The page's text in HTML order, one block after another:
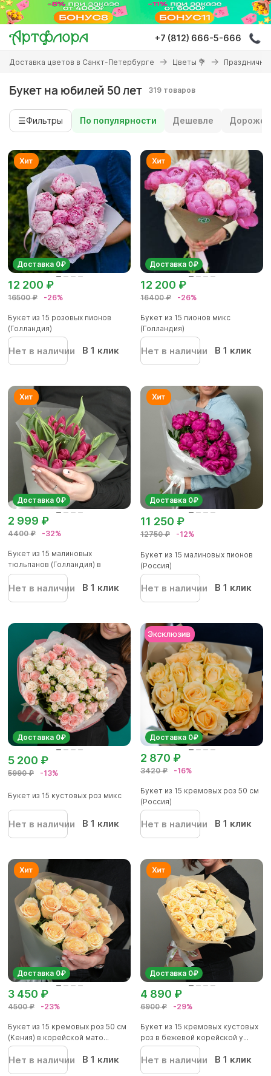
Перейти
основному
содержанию
+7 (812) 666-5-666
Вы
здесь
Доставка цветов в Санкт-Петербурге Цветы 💐
Букет на юбилей 50 лет 319 товаров
☰Фильтры По популярности Дешевле Дороже
Доставка 0₽
16500 ₽ -26%
12 200 ₽
Букет из 15 розовых пионов
(Голландия)
Нет в наличии В 1 клик
Доставка 0₽
16400 ₽ -26%
12 200 ₽
Букет из 15 пионов микс
(Голландия)
Нет в наличии В 1 клик
Доставка 0₽
4400 ₽ -32%
2 999 ₽
Букет из 15 малиновых
тюльпанов (Голландия) в
корейской...
Нет в наличии В 1 клик
Доставка 0₽
12750 ₽ -12%
11 250 ₽
Букет из 15 малиновых пионов
(Россия)
Нет в наличии В 1 клик
Доставка 0₽
5990 ₽ -13%
5 200 ₽
Букет из 15 кустовых роз микс
Нет в наличии В 1 клик
Доставка 0₽
3420 ₽ -16%
2 870 ₽
Букет из 15 кремовых роз 50 см
(Россия)
Нет в наличии В 1 клик
Доставка 0₽
4500 ₽ -23%
3 450 ₽
Букет из 15 кремовых роз 50 см
(Кения) в корейской мато...
Нет в наличии В 1 клик
Доставка 0₽
6900 ₽ -29%
4 890 ₽
Букет из 15 кремовых кустовых
роз в бежевой корейской у...
Нет в наличии В 1 клик